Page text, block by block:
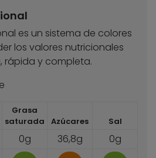
es un sistema de colores
los valores nutricionales
rápida y completa.
Grasa
saturada
Azúcares Sal
0g 36,8g 0g